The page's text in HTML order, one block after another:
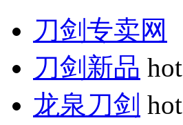
刀剑专卖网
刀剑新品 hot
龙泉刀剑 hot